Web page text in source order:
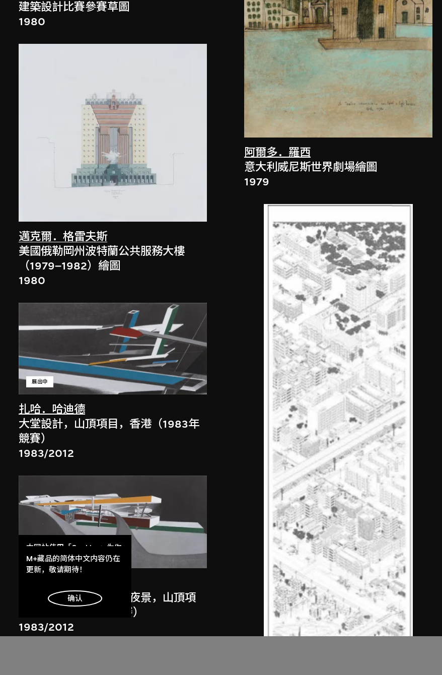
建築設計比賽參賽草圖
1980
邁克爾．格雷夫斯
美國俄勒岡州波特蘭公共服務大樓
（1979–1982）繪圖
1980
扎哈．哈迪德
展出中
大堂設計，山頂項目，香港（1983年
競賽）
1983/2012
展出中
斜坡入口／坡度入口，夜景，山頂項
目，香港（1983年競賽）
1983/2012
阿爾多．羅西
意大利威尼斯世界劇場繪圖
1979
本网站使用「Cookies」为你
提供最好的网站体验。
了解更多
明白
M+藏品的简体中文内容仍在
更新，敬请期待！
确认